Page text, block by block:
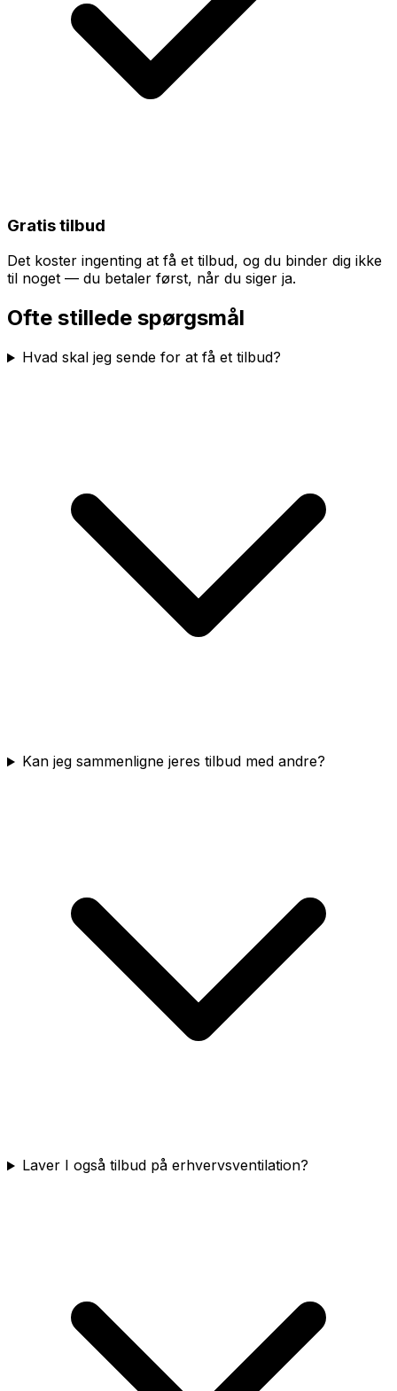
Gratis tilbud
Det koster ingenting at få et tilbud, og du binder dig ikke
til noget — du betaler først, når du siger ja.
Ofte stillede spørgsmål
Hvad skal jeg sende for at få et tilbud?
Kan jeg sammenligne jeres tilbud med andre?
Laver I også tilbud på erhvervsventilation?